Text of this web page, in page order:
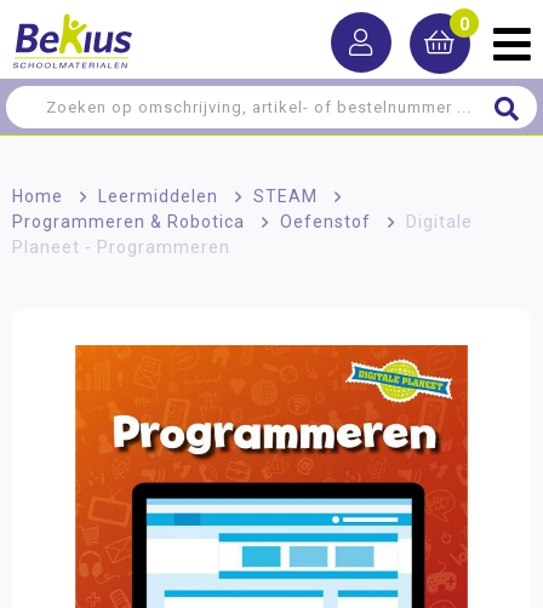
0
Home > Leermiddelen > STEAM
>
Programmeren & Robotica
> Oefenstof >
Digitale
Planeet - Programmeren